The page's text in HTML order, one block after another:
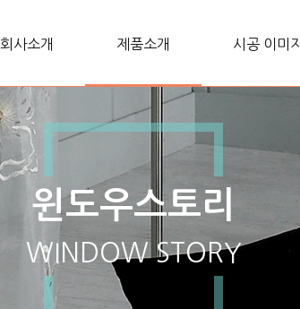
회사소개 제품소개 시공 이미지
윈도우스토리
WINDOW STORY